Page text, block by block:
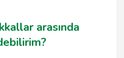
arasında